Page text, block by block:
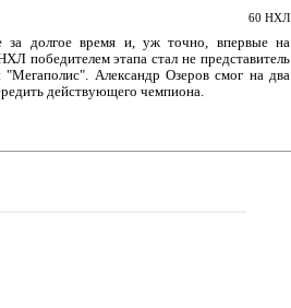
60 НХЛ
за долгое время и, уж точно, впервые на
победителем этапа стал не представитель
"Мегаполис". Александр Озеров смог на два
действующего чемпиона.